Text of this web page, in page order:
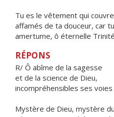
Tu es le vêtement qui
affamés de ta douceur, car
amertume, ô éternelle
RÉPONS
R/ Ô abîme de la sagesse
et de la science de Dieu,
incompréhensibles ses voies
Mystère de Dieu, mystère